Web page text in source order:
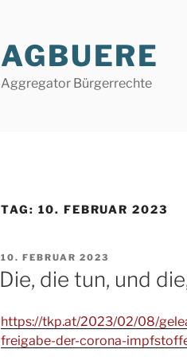
AGBUERE
Aggregator Bürgerrechte
TAG: 10. FEBRUAR 2023
VERÖFFENTLICHT
AM
10. FEBRUAR 2023
Die, die tun, und
https://tkp.at/2023/02/08/
freigabe-der-corona-